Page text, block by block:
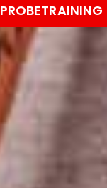
PROBETRAINING